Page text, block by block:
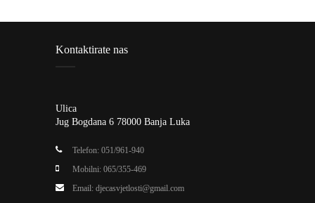
Kontaktirate nas
Ulica
Jug Bogdana 6 78000 Banja Luka
Telefon: 051/961-940
Mobilni: 065/355-469
Email: djecasvjetlosti@gmail.com